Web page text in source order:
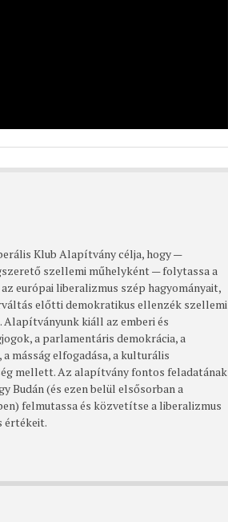
Klub Alapítvány célja, hogy —
szellemi műhelyként — folytassa a
az európai liberalizmus szép hagyományait,
előtti demokratikus ellenzék szellemi
Alapítványunk kiáll az emberi és
a parlamentáris demokrácia, a
másság elfogadása, a kulturális
mellett. Az alapítvány fontos feladatának
Budán (és ezen belül elsősorban a
felmutassa és közvetítse a liberalizmus
értékeit.